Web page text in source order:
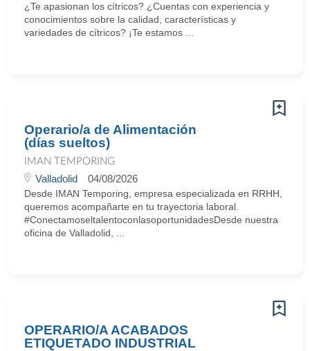
¿Te apasionan los cítricos? ¿Cuentas con experiencia y
conocimientos sobre la calidad, características y
variedades de cítricos? ¡Te estamos ...
Operario/a de Alimentación
(días sueltos)
IMAN TEMPORING
Valladolid 04/08/2026
Desde IMAN Temporing, empresa especializada en RRHH,
queremos acompañarte en tu trayectoria laboral.
#ConectamoseltalentoconlasoportunidadesDesde nuestra
oficina de Valladolid, ...
OPERARIO/A ACABADOS
ETIQUETADO INDUSTRIAL